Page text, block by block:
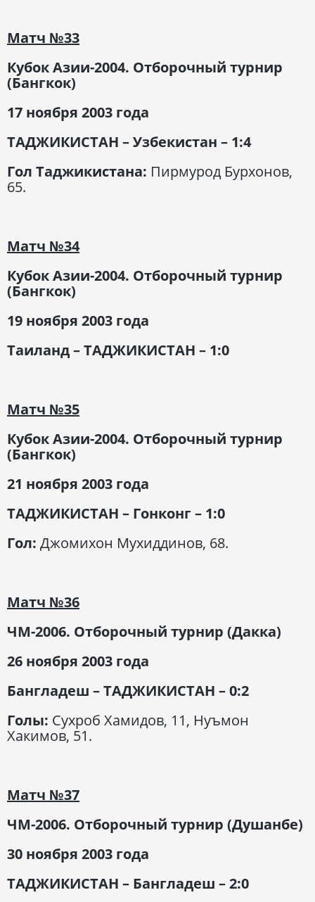
Матч №33
Кубок Азии-2004. Отборочный турнир
(Бангкок)
17 ноября 2003 года
ТАДЖИКИСТАН – Узбекистан – 1:4
Гол Таджикистана: Пирмурод Бурхонов,
65.
Матч №34
Кубок Азии-2004. Отборочный турнир
(Бангкок)
19 ноября 2003 года
Таиланд – ТАДЖИКИСТАН – 1:0
Матч №35
Кубок Азии-2004. Отборочный турнир
(Бангкок)
21 ноября 2003 года
ТАДЖИКИСТАН – Гонконг – 1:0
Гол: Джомихон Мухиддинов, 68.
Матч №36
ЧМ-2006. Отборочный турнир (Дакка)
26 ноября 2003 года
Бангладеш – ТАДЖИКИСТАН – 0:2
Голы: Сухроб Хамидов, 11, Нуъмон
Хакимов, 51.
Матч №37
ЧМ-2006. Отборочный турнир (Душанбе)
30 ноября 2003 года
ТАДЖИКИСТАН – Бангладеш – 2:0